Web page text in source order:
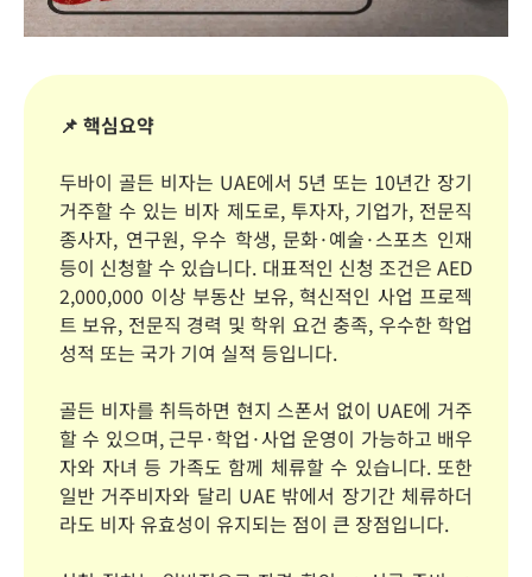
📌 핵심요약
두바이 골든 비자는 UAE에서 5년 또는 10년간 장기
거주할 수 있는 비자 제도로, 투자자, 기업가, 전문직
종사자, 연구원, 우수 학생, 문화·예술·스포츠 인재
등이 신청할 수 있습니다. 대표적인 신청 조건은 AED
2,000,000 이상 부동산 보유, 혁신적인 사업 프로젝
트 보유, 전문직 경력 및 학위 요건 충족, 우수한 학업
성적 또는 국가 기여 실적 등입니다.
골든 비자를 취득하면 현지 스폰서 없이 UAE에 거주
할 수 있으며, 근무·학업·사업 운영이 가능하고 배우
자와 자녀 등 가족도 함께 체류할 수 있습니다. 또한
일반 거주비자와 달리 UAE 밖에서 장기간 체류하더
라도 비자 유효성이 유지되는 점이 큰 장점입니다.